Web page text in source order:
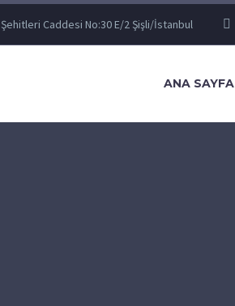
Caddesi No:30 E/2 Şişli/İstanbul
ANA SAYFA